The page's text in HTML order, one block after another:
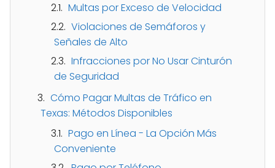
Multas por Exceso de Velocidad
Violaciones de Semáforos y
Señales de Alto
Infracciones por No Usar Cinturón
de Seguridad
Cómo Pagar Multas de Tráfico en
Texas: Métodos Disponibles
Pago en Línea - La Opción Más
Conveniente